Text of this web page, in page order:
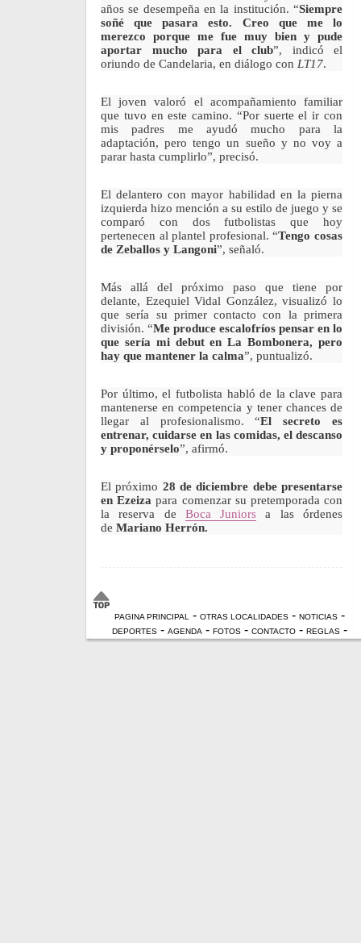
años se desempeña en la institución. “Siempre
soñé que pasara esto. Creo que me lo
merezco porque me fue muy bien y pude
aportar mucho para el club”, indicó el
oriundo de Candelaria, en diálogo con LT17.
El joven valoró el acompañamiento familiar
que tuvo en este camino. “Por suerte el ir con
mis padres me ayudó mucho para la
adaptación, pero tengo un sueño y no voy a
parar hasta cumplirlo”, precisó.
El delantero con mayor habilidad en la pierna
izquierda hizo mención a su estilo de juego y se
comparó con dos futbolistas que hoy
pertenecen al plantel profesional. “Tengo cosas
de Zeballos y Langoni”, señaló.
Más allá del próximo paso que tiene por
delante, Ezequiel Vidal González, visualizó lo
que sería su primer contacto con la primera
división. “Me produce escalofríos pensar en lo
que sería mi debut en La Bombonera, pero
hay que mantener la calma”, puntualizó.
Por último, el futbolista habló de la clave para
mantenerse en competencia y tener chances de
llegar al profesionalismo. “El secreto es
entrenar, cuidarse en las comidas, el descanso
y proponérselo”, afirmó.
El próximo 28 de diciembre debe presentarse
en Ezeiza para comenzar su pretemporada con
la reserva de Boca Juniors a las órdenes
de Mariano Herrón.
PAGINA PRINCIPAL - OTRAS LOCALIDADES - NOTICIAS -
DEPORTES - AGENDA - FOTOS - CONTACTO - REGLAS -